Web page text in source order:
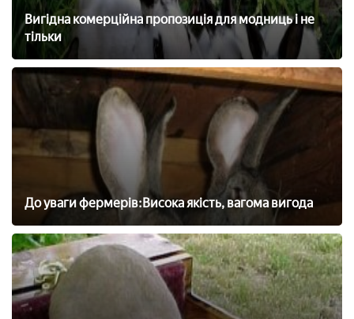
Вигідна комерційна пропозиція для модниць і не
тільки
До уваги фермерів:Висока якість, вагома вигода